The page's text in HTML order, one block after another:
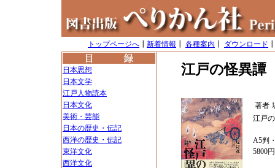
トップページへ 新着情報 各種案内 ダウンロード
日本思想
日本文学
江戸人物読本
日本文化
美術・芸能
日本の歴史・伝記
西洋の歴史・伝記
東洋文化
西洋文化
江戸の怪異譚
著者
江戸
A5判
5800